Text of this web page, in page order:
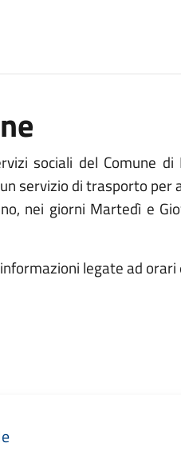
sociali del Comune
un servizio di trasporto per
nei giorni Martedì e
legate ad